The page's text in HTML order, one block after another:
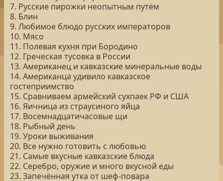
7. Русские пирожки неопытным путём
8. Блин
9. Любимое блюдо русских императоров
10. Мясо
11. Полевая кухня при Бородино
12. Греческая тусовка в России
13. Американец и кавказские минеральные воды
14. Американца удивило кавказское
гостеприимство
15. Сравниваем армейский сухпаек РФ и США
16. Яичница из страусиного яйца
17. Восемнадцатичасовые щи
18. Рыбный день
19. Уроки выживания
20. Все нужно готовить с любовью
21. Самые вкусные кавказские блюда
22. Серебро, оружие и много вкусной еды
23. Запечённая утка от шеф-повара